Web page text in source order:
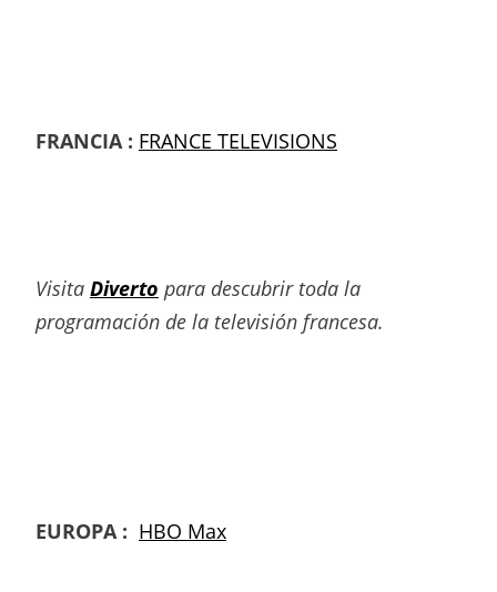
FRANCIA : FRANCE TELEVISIONS
Visita Diverto para descubrir toda la
programación de la televisión francesa.
EUROPA : HBO Max